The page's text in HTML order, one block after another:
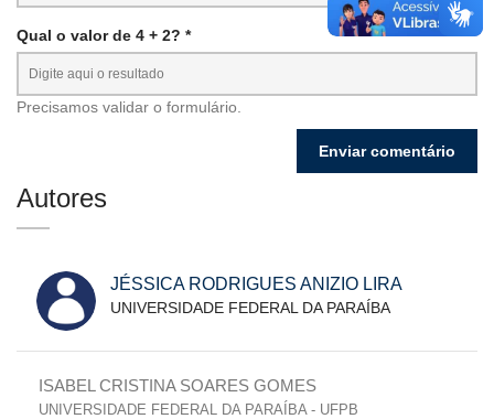
Qual o valor de 4 + 2? *
Precisamos validar o formulário.
Autores
JÉSSICA RODRIGUES ANIZIO LIRA
UNIVERSIDADE FEDERAL DA PARAÍBA
ISABEL CRISTINA SOARES GOMES
UNIVERSIDADE FEDERAL DA PARAÍBA - UFPB